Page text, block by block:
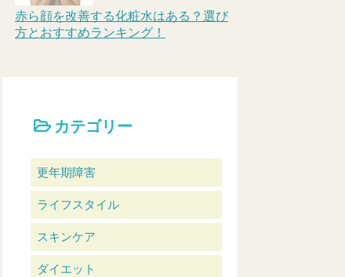
赤ら顔を改善する化粧水はある？選び
方とおすすめランキング！
カテゴリー
更年期障害
ライフスタイル
スキンケア
ダイエット